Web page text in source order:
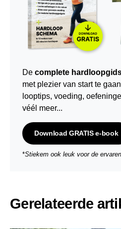
De complete
met plezier van start te
looptips, voeding,
véél meer...
Download GRATIS e-book
*Stiekem ook leuk voor de
Gerelateerde